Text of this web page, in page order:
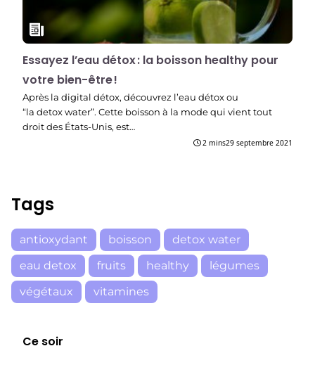
Essayez l’eau détox : la boisson healthy pour
votre bien-être !
Après la digital détox, découvrez l’eau détox ou
“la detox water”. Cette boisson à la mode qui vient tout
droit des États-Unis, est…
2 mins29 septembre 2021
Tags
antioxydant boisson
detox water
eau detox
fruits healthy
légumes
végétaux
vitamines
Ce soir